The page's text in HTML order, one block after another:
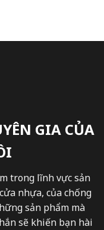
GIA CỦA
trong lĩnh vực sản
nhựa, của chống
sản phẩm mà
sẽ khiến bạn hài